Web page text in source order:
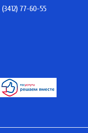
(3412) 77-60-55